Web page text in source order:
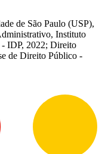
de São Paulo (USP),
Instituto
IDP, 2022; Direito
de Direito Público -